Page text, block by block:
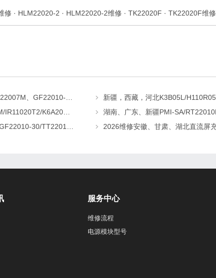
修 · HLM22020-2 · HLM22020-2维修 · TK22020F · TK22020F维修
服务中心
维修流程
电源模块型号